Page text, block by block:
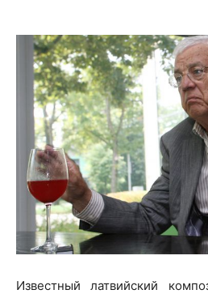
Известный латвийский